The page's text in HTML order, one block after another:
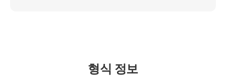
형식 정보